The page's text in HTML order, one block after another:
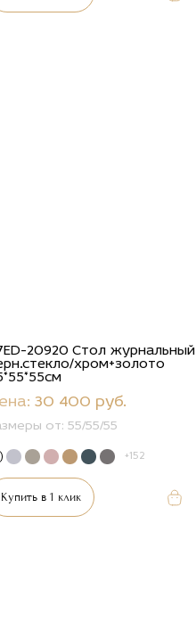
20920 Стол журнальный
хром+золото
30 400 руб.
от: 55/55/55
+152
Купить в 1 клик